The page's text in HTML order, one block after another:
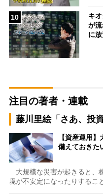
10
キ
が
に
注目の著者・連載
藤川里絵「さあ、投
【資産運用
備えておきた
大規模な災害が起きると、
境が不安定になったりするこ